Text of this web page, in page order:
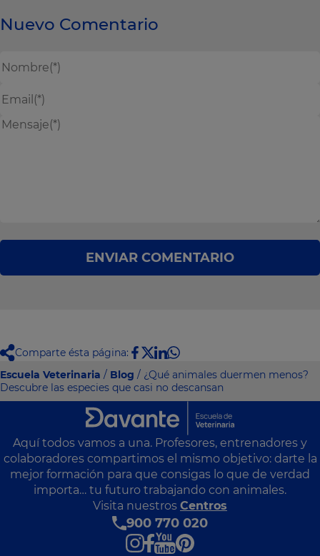
Nuevo Comentario
ENVIAR COMENTARIO
Comparte ésta página:
Escuela Veterinaria / Blog / ¿Qué animales duermen menos?
Descubre las especies que casi no descansan
Aquí todos vamos a una. Profesores, entrenadores y
colaboradores compartimos el mismo objetivo: darte la
mejor formación para que consigas lo que de verdad
importa… tu futuro trabajando con animales.
Visita nuestros Centros
900 770 020